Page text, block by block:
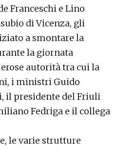
Franceschi e Lino
di Vicenza, gli
a smontare la
la giornata
autorità tra cui la
i ministri Guido
il presidente del Friuli
Fedriga e il collega
le varie strutture